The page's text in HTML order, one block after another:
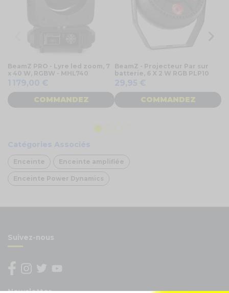
BeamZ PRO - Lyre led zoom, 7
x 40 W, RGBW - MHL740
1 179,00 €
COMMANDEZ
BeamZ - Projecteur Par sur
batterie, 6 X 2 W RGB PLP10
29,95 €
COMMANDEZ
Catégories Associés
Enceinte Enceinte amplifiée
Enceinte Power Dynamics
Suivez-nous